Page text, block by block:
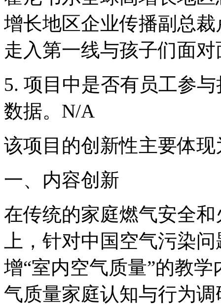
增长地区企业传播副总
走入第一线与孩子们面
5. 项目中是否有员工参
数据。N/A
该项目的创新性主要体现
一、内容创新
在传统的家庭燃气安全
上，针对中国空气污染
增“室内空气质量”的教
气质量家庭认知与行为